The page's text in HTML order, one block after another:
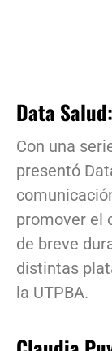
Data
Con una
presentó
promover el
de breve
distintas
la UTPBA.